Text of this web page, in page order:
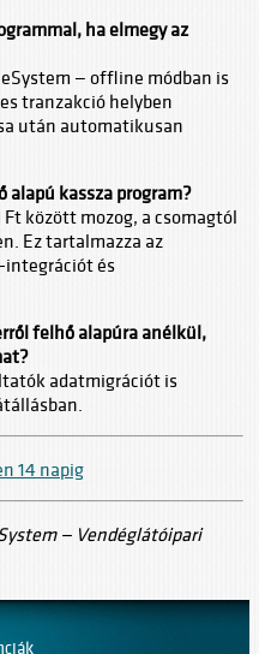
ha elmegy az
— offline módban is
tranzakció helyben
után automatikusan
kassza program?
között mozog, a csomagtól
Ez tartalmazza az
és
felhő alapúra anélkül,
adatmigrációt is
14 napig
— Vendéglátóipari